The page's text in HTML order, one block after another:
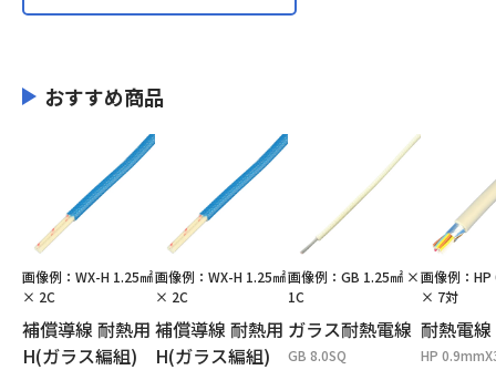
おすすめ商品
画像例：WX-H 1.25㎟
× 2C
補償導線 耐熱用
H(ガラス編組)
画像例：WX-H 1.25㎟
× 2C
補償導線 耐熱用
H(ガラス編組)
画像例：GB 1.25㎟ ×
1C
ガラス耐熱電線
GB 8.0SQ
画像例：
× 7対
耐熱電線
HP